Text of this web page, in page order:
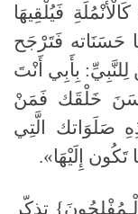
فَيُلْقِيهَا
حَسَنَاته فَتَرْجَح
بِأَبِي أَنْتَ
خَلْقَك فَمَنْ
صَلَوَاتك الَّتِي
إِلَيْهَا».
تذكّر